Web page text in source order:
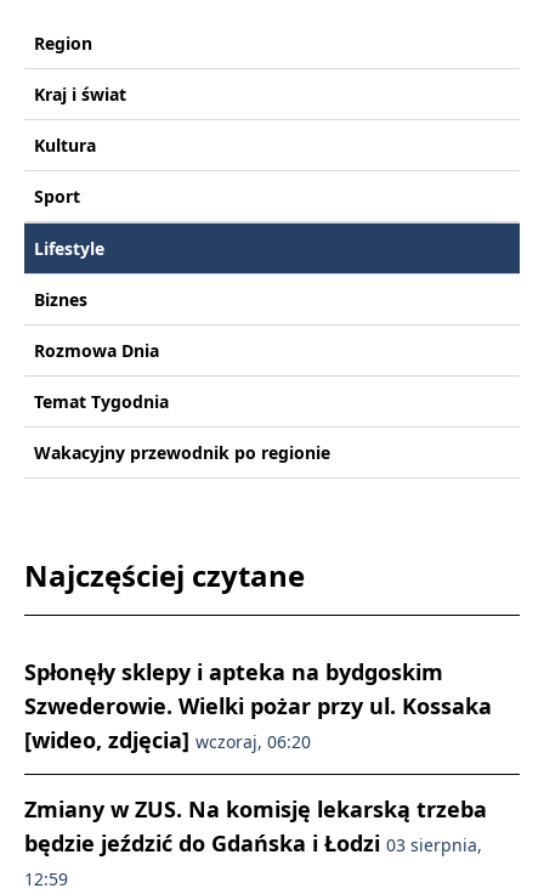
Region
Kraj i świat
Kultura
Sport
Lifestyle
Biznes
Rozmowa Dnia
Temat Tygodnia
Wakacyjny przewodnik po regionie
Najczęściej czytane
Spłonęły sklepy i apteka na bydgoskim
Szwederowie. Wielki pożar przy ul. Kossaka
[wideo, zdjęcia] wczoraj, 06:20
Zmiany w ZUS. Na komisję lekarską trzeba
będzie jeździć do Gdańska i Łodzi 03 sierpnia,
12:59